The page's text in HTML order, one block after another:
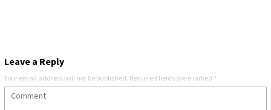
Leave a Reply
Your email address will not be published. Required fields are marked *